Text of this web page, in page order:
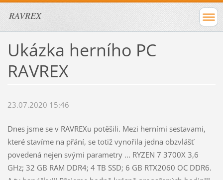
RAVREX
Ukázka herního PC
RAVREX
23.07.2020 15:46
Dnes jsme se v RAVREXu potěšili. Mezi herními sestavami,
které stavíme na přání, se totiž vynořila jedna obzvlášť
povedená nejen svými parametry ... RYZEN 7 3700X 3,6
GHz; 32 GB RAM DDR4; 4 TB SSD; 6 GB RTX2060 OC DDR6.